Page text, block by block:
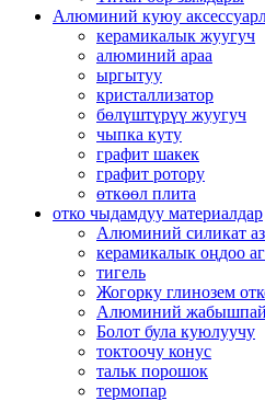
Алюминий куюу
керамикалык жуугуч
алюминий араа
ыргытуу
кристаллизатор
бөлүштүрүү жуугуч
чыпка куту
графит шакек
графит ротору
өткөөл плита
отко чыдамдуу материалдар
Алюминий силикат
керамикалык оңдоо
тигель
Жогорку глинозем
Алюминий
Болот була куюлуучу
токтоочу конус
тальк порошок
термопар